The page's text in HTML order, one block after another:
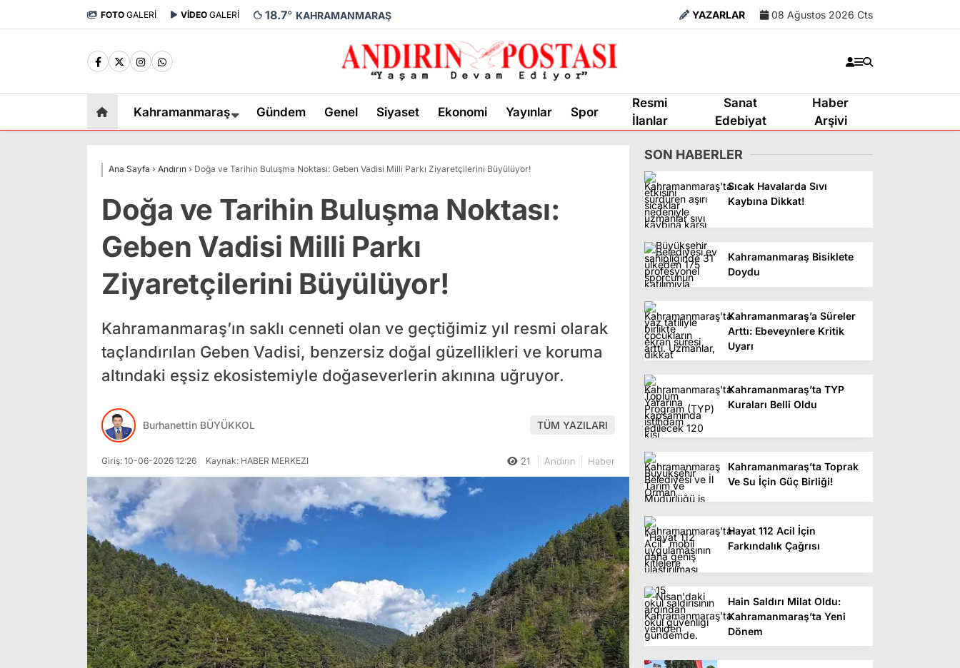
FOTO GALERİ VİDEO GALERİ 18.7° KAHRAMANMARAŞ YAZARLAR 08 Ağustos 2026 Cts
Kahramanmaraş Gündem Genel Siyaset Ekonomi Yayınlar Spor
Resmi
İlanlar
Sanat
Edebiyat
Haber
Arşivi
Ana Sayfa › Andırın › Doğa ve Tarihin Buluşma Noktası: Geben Vadisi Milli Parkı Ziyaretçilerini Büyülüyor!
Doğa ve Tarihin Buluşma Noktası:
Geben Vadisi Milli Parkı
Ziyaretçilerini Büyülüyor!
Kahramanmaraş’ın saklı cenneti olan ve geçtiğimiz yıl resmi olarak
taçlandırılan Geben Vadisi, benzersiz doğal güzellikleri ve koruma
altındaki eşsiz ekosistemiyle doğaseverlerin akınına uğruyor.
Burhanettin BÜYÜKKOL TÜM YAZILARI
Giriş: 10-06-2026 12:26 Kaynak: HABER MERKEZI 21 Andırın Haber
SON HABERLER
Sıcak Havalarda Sıvı
Kaybına Dikkat!
Kahramanmaraş Bisiklete
Doydu
Kahramanmaraş’a Süreler
Arttı: Ebeveynlere Kritik
Uyarı
Kahramanmaraş’ta TYP
Kuraları Belli Oldu
Kahramanmaraş’ta Toprak
Ve Su İçin Güç Birliği!
Hayat 112 Acil İçin
Farkındalık Çağrısı
Hain Saldırı Milat Oldu:
Kahramanmaraş’ta Yeni
Dönem